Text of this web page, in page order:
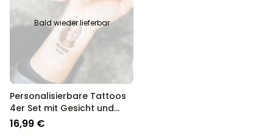
Bald wieder lieferbar
Personalisierbare Tattoos
4er Set mit Gesicht und
Text
16,99 €